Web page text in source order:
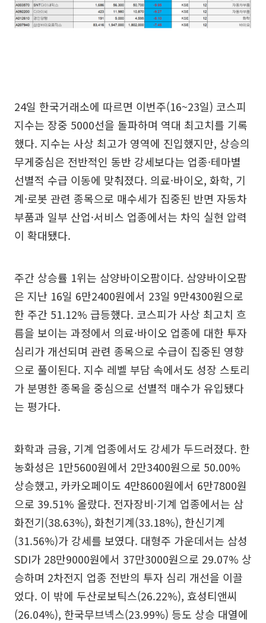
24일 한국거래소에 따르면 이번주(16~23일) 코스피
지수는 장중 5000선을 돌파하며 역대 최고치를 기록
했다. 지수는 사상 최고가 영역에 진입했지만, 상승의
무게중심은 전반적인 동반 강세보다는 업종·테마별
선별적 수급 이동에 맞춰졌다. 의료·바이오, 화학, 기
계·로봇 관련 종목으로 매수세가 집중된 반면 자동차
부품과 일부 산업·서비스 업종에서는 차익 실현 압력
이 확대됐다.
주간 상승률 1위는 삼양바이오팜이다. 삼양바이오팜
은 지난 16일 6만2400원에서 23일 9만4300원으로
한 주간 51.12% 급등했다. 코스피가 사상 최고치 흐
름을 보이는 과정에서 의료·바이오 업종에 대한 투자
심리가 개선되며 관련 종목으로 수급이 집중된 영향
으로 풀이된다. 지수 레벨 부담 속에서도 성장 스토리
가 분명한 종목을 중심으로 선별적 매수가 유입됐다
는 평가다.
화학과 금융, 기계 업종에서도 강세가 두드러졌다. 한
농화성은 1만5600원에서 2만3400원으로 50.00%
상승했고, 카카오페이도 4만8600원에서 6만7800원
으로 39.51% 올랐다. 전자장비·기계 업종에서는 삼
화전기(38.63%), 화천기계(33.18%), 한신기계
(31.56%)가 강세를 보였다. 대형주 가운데서는 삼성
SDI가 28만9000원에서 37만3000원으로 29.07% 상
승하며 2차전지 업종 전반의 투자 심리 개선을 이끌
었다. 이 밖에 두산로보틱스(26.22%), 효성티앤씨
(26.04%), 한국무브넥스(23.99%) 등도 상승 대열에